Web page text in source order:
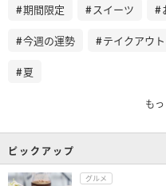
期間限定 スイーツ
今週の運勢 テイクアウト
夏
も
ピックアップ
グルメ